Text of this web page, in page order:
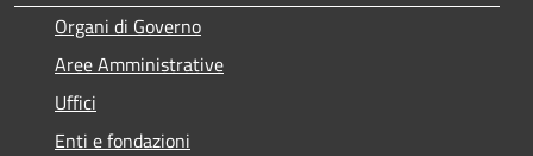
Organi di Governo
Aree Amministrative
Uffici
Enti e fondazioni